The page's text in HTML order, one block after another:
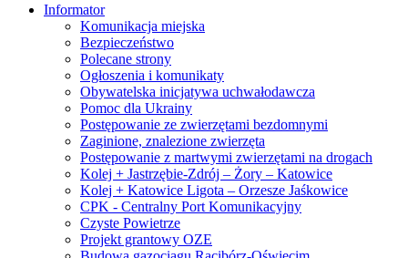
Informator
Komunikacja miejska
Bezpieczeństwo
Polecane strony
Ogłoszenia i komunikaty
Obywatelska inicjatywa uchwałodawcza
Pomoc dla Ukrainy
Postępowanie ze zwierzętami bezdomnymi
Zaginione, znalezione zwierzęta
Postępowanie z martwymi zwierzętami na drogach
Kolej + Jastrzębie-Zdrój – Żory – Katowice
Kolej + Katowice Ligota – Orzesze Jaśkowice
CPK - Centralny Port Komunikacyjny
Czyste Powietrze
Projekt grantowy OZE